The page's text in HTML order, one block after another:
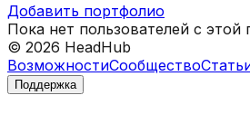
Добавить портфолио
Пока нет пользователей с этой
© 2026 HeadHub
ВозможностиСообщество
Поддержка